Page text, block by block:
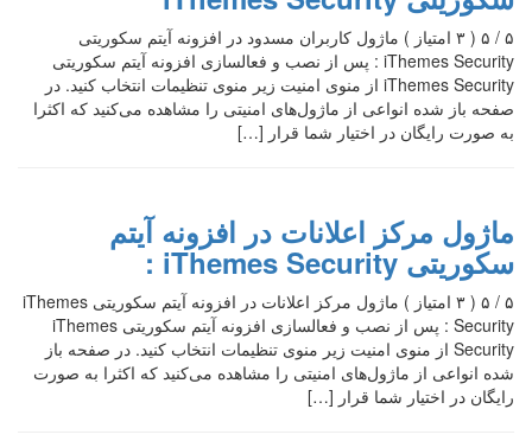
۵ / ۵ ( ۳ امتیاز ) ماژول کاربران مسدود در افزونه آیتم سکوریتی
iThemes Security : پس از نصب و فعالسازی افزونه آیتم سکوریتی
iThemes Security از منوی امنیت زیر منوی تنظیمات انتخاب کنید. در
صفحه باز شده انواعی از ماژول‌های امنیتی را مشاهده می‌کنید که اکثرا
به صورت رایگان در اختیار شما قرار […]
ماژول مرکز اعلانات در افزونه آیتم
سکوریتی iThemes Security :
۵ / ۵ ( ۳ امتیاز ) ماژول مرکز اعلانات در افزونه آیتم سکوریتی iThemes
Security : پس از نصب و فعالسازی افزونه آیتم سکوریتی iThemes
Security از منوی امنیت زیر منوی تنظیمات انتخاب کنید. در صفحه باز
شده انواعی از ماژول‌های امنیتی را مشاهده می‌کنید که اکثرا به صورت
رایگان در اختیار شما قرار […]